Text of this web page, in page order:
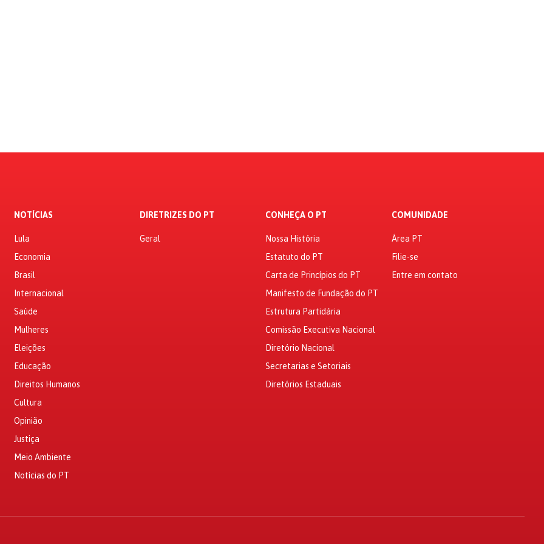
NOTÍCIAS
Lula
Economia
Brasil
Internacional
Saúde
Mulheres
Eleições
Educação
Direitos Humanos
Cultura
Opinião
Justiça
Meio Ambiente
Notícias do PT
DIRETRIZES DO PT
Geral
CONHEÇA O PT
Nossa História
Estatuto do PT
Carta de Princípios do PT
Manifesto de Fundação do PT
Estrutura Partidária
Comissão Executiva Nacional
Diretório Nacional
Secretarias e Setoriais
Diretórios Estaduais
COMUNIDADE
Área PT
Filie-se
Entre em contato